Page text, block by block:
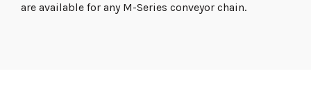
are available for any M-Series conveyor chain.